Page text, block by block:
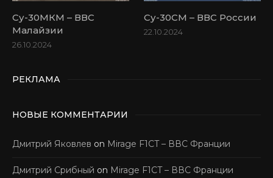
Су-30МКМ – ВВС
Малайзии
26.10.2024
Су-30СМ – ВВС России
22.10.2024
РЕКЛАМА
НОВЫЕ КОММЕНТАРИИ
Дмитрий Яковлев on Mirage F1CT – ВВС Франции
Дмитрий Срибный on Mirage F1CT – ВВС Франции